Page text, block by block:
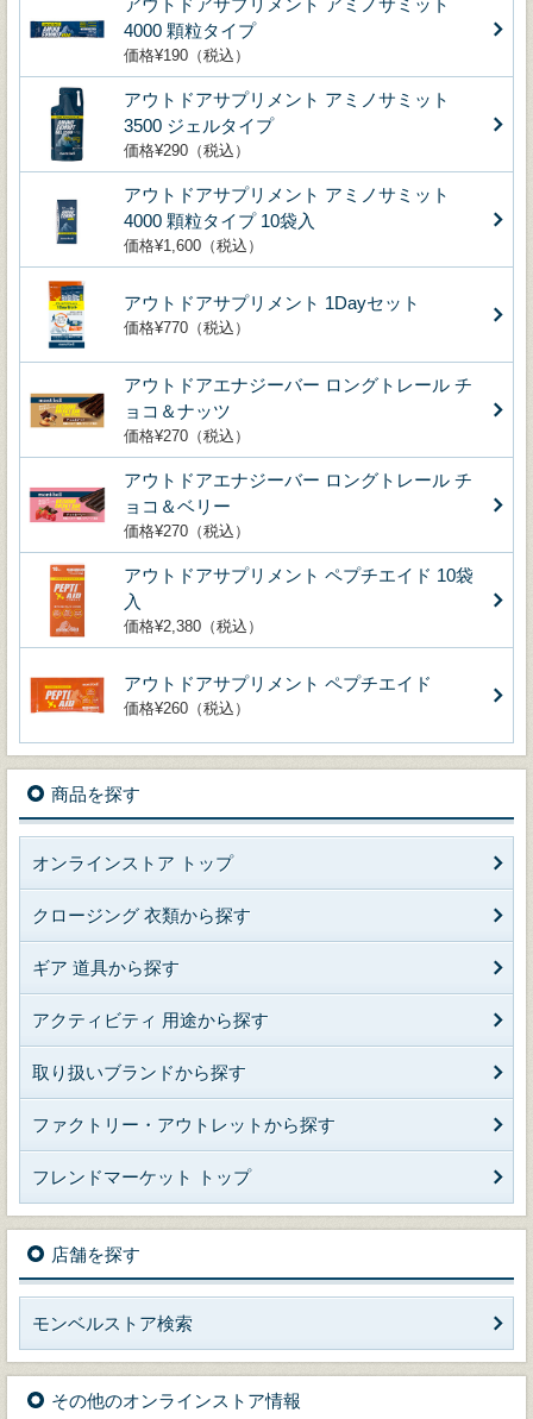
4000 顆粒タイプ
価格¥190（税込）
アウトドアサプリメント アミノサミット
3500 ジェルタイプ
価格¥290（税込）
アウトドアサプリメント アミノサミット
4000 顆粒タイプ 10袋入
価格¥1,600（税込）
アウトドアサプリメント 1Dayセット
価格¥770（税込）
アウトドアエナジーバー ロングトレール チ
ョコ＆ナッツ
価格¥270（税込）
アウトドアエナジーバー ロングトレール チ
ョコ＆ベリー
価格¥270（税込）
アウトドアサプリメント ペプチエイド 10袋
入
価格¥2,380（税込）
アウトドアサプリメント ペプチエイド
価格¥260（税込）
商品を探す
オンラインストア トップ
クロージング 衣類から探す
ギア 道具から探す
アクティビティ 用途から探す
取り扱いブランドから探す
ファクトリー・アウトレットから探す
フレンドマーケット トップ
店舗を探す
モンベルストア検索
その他のオンラインストア情報